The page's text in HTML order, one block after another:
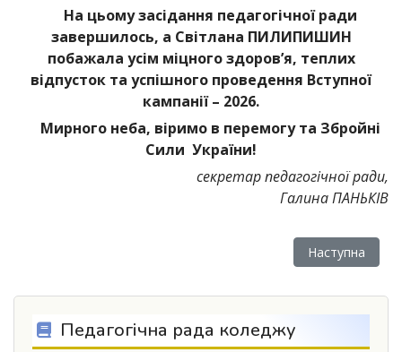
На цьому засідання педагогічної ради
завершилось, а Світлана ПИЛИПИШИН
побажала усім міцного здоров’я, теплих
відпусток та успішного проведення Вступної
кампанії – 2026.
Мирного неба, віримо в перемогу та Збройні
Сили України!
секретар педагогічної ради,
Галина ПАНЬКІВ
Наступна
Наступна
Педагогічна рада коледжу